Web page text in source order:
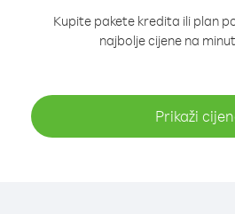
Kupite pakete kredita ili plan
najbolje cijene na
Prikaži